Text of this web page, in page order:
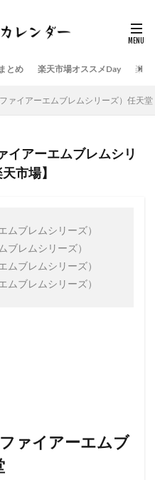
とめ 楽天市場オススメDay 楽天
ァイアーエムブレムシリーズ）任天
イアーエムブレムシリ
市場】
ムブレムシリーズ）
ブレムシリーズ）
ムブレムシリーズ）
ムブレムシリーズ）
ァイアーエムブ